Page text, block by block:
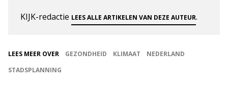
KIJK-redactie LEES ALLE ARTIKELEN VAN DEZE AUTEUR.
LEES MEER OVER GEZONDHEID KLIMAAT
NEDERLAND
STADSPLANNING